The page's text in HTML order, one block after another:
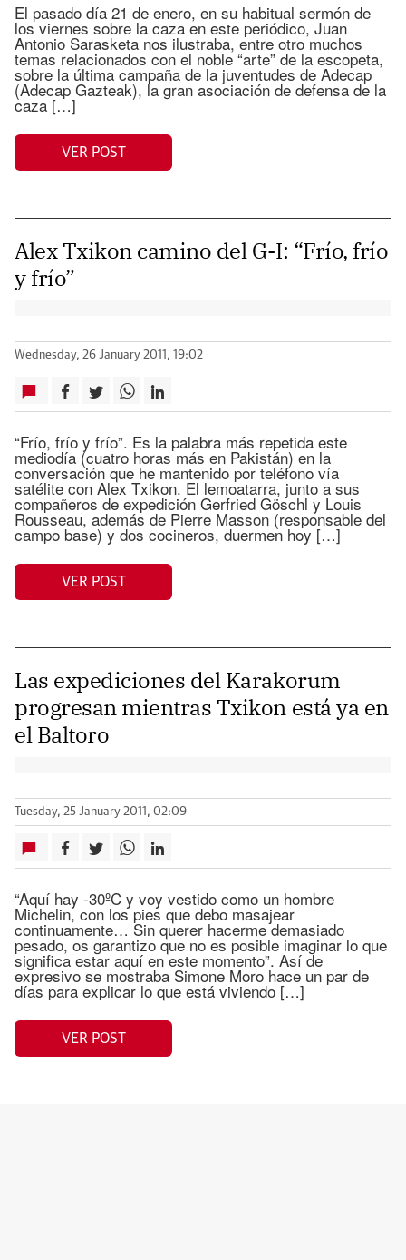
El pasado día 21 de enero, en su habitual sermón de
los viernes sobre la caza en este periódico, Juan
Antonio Sarasketa nos ilustraba, entre otro muchos
temas relacionados con el noble “arte” de la escopeta,
sobre la última campaña de la juventudes de Adecap
(Adecap Gazteak), la gran asociación de defensa de la
caza […]
VER POST
Alex Txikon camino del G-I: “Frío, frío
y frío”
Wednesday, 26 January 2011, 19:02
“Frío, frío y frío”. Es la palabra más repetida este
mediodía (cuatro horas más en Pakistán) en la
conversación que he mantenido por teléfono vía
satélite con Alex Txikon. El lemoatarra, junto a sus
compañeros de expedición Gerfried Göschl y Louis
Rousseau, además de Pierre Masson (responsable del
campo base) y dos cocineros, duermen hoy […]
VER POST
Las expediciones del Karakorum
progresan mientras Txikon está ya en
el Baltoro
Tuesday, 25 January 2011, 02:09
“Aquí hay -30ºC y voy vestido como un hombre
Michelin, con los pies que debo masajear
continuamente… Sin querer hacerme demasiado
pesado, os garantizo que no es posible imaginar lo que
significa estar aquí en este momento”. Así de
expresivo se mostraba Simone Moro hace un par de
días para explicar lo que está viviendo […]
VER POST